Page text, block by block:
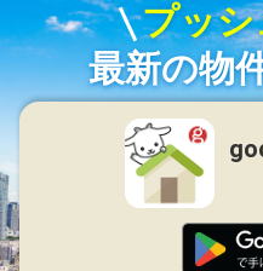
プッシ
最新の物